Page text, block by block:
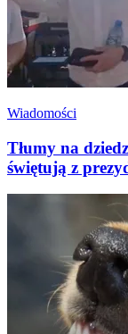
Wiadomości
Tłumy na
świętują z